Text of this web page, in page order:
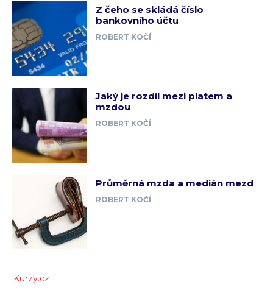
Z čeho se skládá číslo
bankovního účtu
ROBERT KOČÍ
Jaký je rozdíl mezi platem a
mzdou
ROBERT KOČÍ
Průměrná mzda a medián mezd
ROBERT KOČÍ
Kurzy.cz